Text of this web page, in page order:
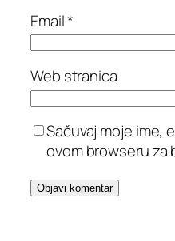
Email*
Web stranica
Sačuvaj moje ime,
ovom browseru za